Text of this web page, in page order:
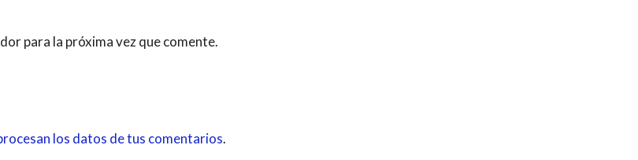
para la próxima vez que comente.
los datos de tus comentarios.